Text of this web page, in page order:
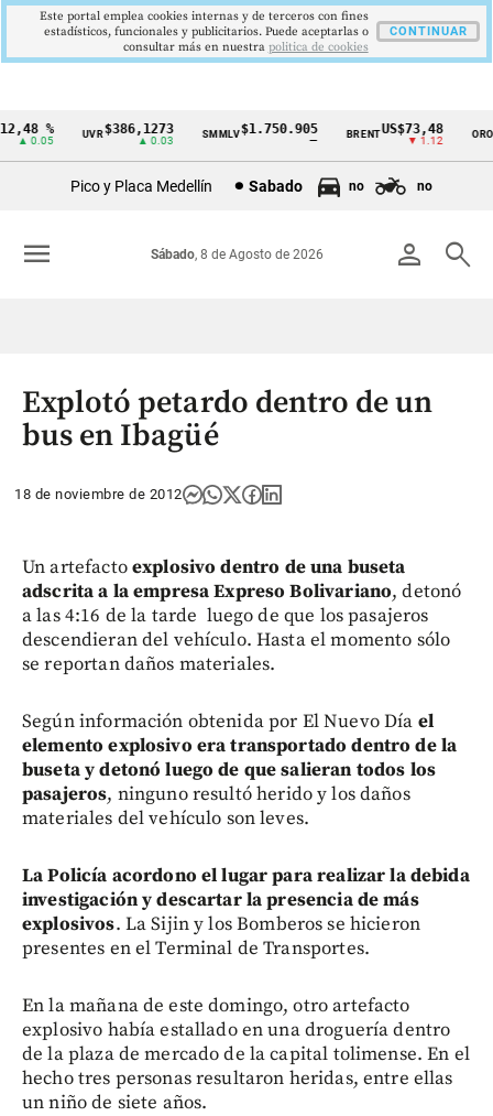
Cintillo
Colombia
%
▲ 0.05
UVR$386,1273
▲ 0.03
SMMLV $1.750.905 BRENTUS$73,48
▼ 1.12
ORO
Pico y Placa Medellín Sabado no no
person search
Sábado, 8 de Agosto de 2026
menu
Explotó petardo dentro de un
bus en Ibagüé
18 de noviembre de 2012
Un artefactoexplosivo dentro de una buseta
adscrita a la empresa Expreso Bolivariano, detonó
a las 4:16 de la tarde luego de que los pasajeros
descendieran del vehículo. Hasta el momento sólo
se reportan daños materiales.
Según información obtenida por El Nuevo Día el
elemento explosivo era transportado dentro de la
buseta y detonó luego de que salieran todos los
pasajeros, ninguno resultó herido y los daños
materiales del vehículo son leves.
La Policía acordono el lugar para realizar la debida
investigación y descartar la presencia de más
explosivos. La Sijin y los Bomberos se hicieron
presentes en el Terminal de Transportes.
En la mañana de este domingo, otro artefacto
explosivo había estallado en una droguería dentro
de la plaza de mercado de la capital tolimense. En el
hecho tres personas resultaron heridas, entre ellas
un niño de siete años.
Este portal emplea cookies internas y de terceros con fines
estadísticos, funcionales y publicitarios. Puede aceptarlas o
consultar más en nuestra politica de cookies
CONTINUAR